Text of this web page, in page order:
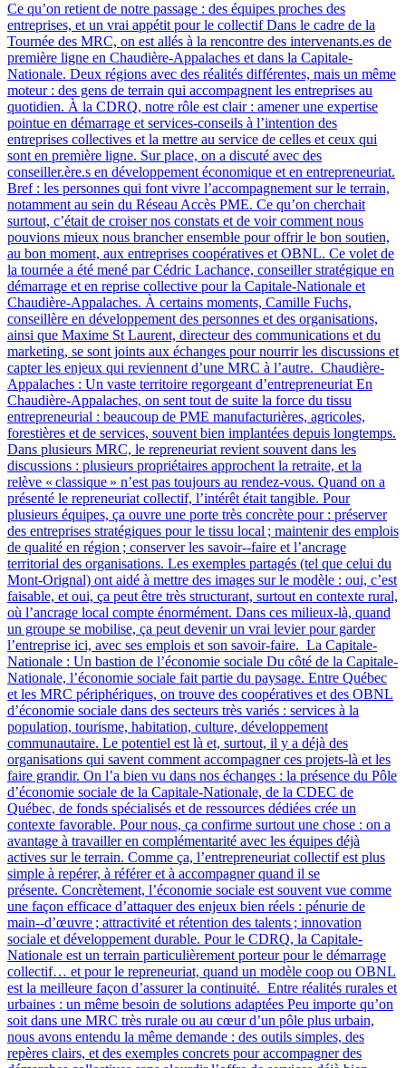
Ce qu’on retient de notre passage : des équipes proches des
entreprises, et un vrai appétit pour le collectif Dans le cadre de la
Tournée des MRC, on est allés à la rencontre des intervenants.es de
première ligne en Chaudière-Appalaches et dans la Capitale-
Nationale. Deux régions avec des réalités différentes, mais un même
moteur : des gens de terrain qui accompagnent les entreprises au
quotidien. À la CDRQ, notre rôle est clair : amener une expertise
pointue en démarrage et services-conseils à l’intention des
entreprises collectives et la mettre au service de celles et ceux qui
sont en première ligne. Sur place, on a discuté avec des
conseiller.ère.s en développement économique et en entrepreneuriat.
Bref : les personnes qui font vivre l’accompagnement sur le terrain,
notamment au sein du Réseau Accès PME. Ce qu’on cherchait
surtout, c’était de croiser nos constats et de voir comment nous
pouvions mieux nous brancher ensemble pour offrir le bon soutien,
au bon moment, aux entreprises coopératives et OBNL. Ce volet de
la tournée a été mené par Cédric Lachance, conseiller stratégique en
démarrage et en reprise collective pour la Capitale-Nationale et
Chaudière-Appalaches. À certains moments, Camille Fuchs,
conseillère en développement des personnes et des organisations,
ainsi que Maxime St Laurent, directeur des communications et du
marketing, se sont joints aux échanges pour nourrir les discussions et
capter les enjeux qui reviennent d’une MRC à l’autre. Chaudière-
Appalaches : Un vaste territoire regorgeant d’entrepreneuriat En
Chaudière-Appalaches, on sent tout de suite la force du tissu
entrepreneurial : beaucoup de PME manufacturières, agricoles,
forestières et de services, souvent bien implantées depuis longtemps.
Dans plusieurs MRC, le repreneuriat revient souvent dans les
discussions : plusieurs propriétaires approchent la retraite, et la
relève « classique » n’est pas toujours au rendez-vous. Quand on a
présenté le repreneuriat collectif, l’intérêt était tangible. Pour
plusieurs équipes, ça ouvre une porte très concrète pour : préserver
des entreprises stratégiques pour le tissu local ; maintenir des emplois
de qualité en région ; conserver les savoir‑-faire et l’ancrage
territorial des organisations. Les exemples partagés (tel que celui du
Mont-Orignal) ont aidé à mettre des images sur le modèle : oui, c’est
faisable, et oui, ça peut être très structurant, surtout en contexte rural,
où l’ancrage local compte énormément. Dans ces milieux-là, quand
un groupe se mobilise, ça peut devenir un vrai levier pour garder
l’entreprise ici, avec ses emplois et son savoir-faire. La Capitale-
Nationale : Un bastion de l’économie sociale Du côté de la Capitale-
Nationale, l’économie sociale fait partie du paysage. Entre Québec
et les MRC périphériques, on trouve des coopératives et des OBNL
d’économie sociale dans des secteurs très variés : services à la
population, tourisme, habitation, culture, développement
communautaire. Le potentiel est là et, surtout, il y a déjà des
organisations qui savent comment accompagner ces projets-là et les
faire grandir. On l’a bien vu dans nos échanges : la présence du Pôle
d’économie sociale de la Capitale-Nationale, de la CDEC de
Québec, de fonds spécialisés et de ressources dédiées crée un
contexte favorable. Pour nous, ça confirme surtout une chose : on a
avantage à travailler en complémentarité avec les équipes déjà
actives sur le terrain. Comme ça, l’entrepreneuriat collectif est plus
simple à repérer, à référer et à accompagner quand il se
présente. Concrètement, l’économie sociale est souvent vue comme
une façon efficace d’attaquer des enjeux bien réels : pénurie de
main‑-d’œuvre ; attractivité et rétention des talents ; innovation
sociale et développement durable. Pour le CDRQ, la Capitale-
Nationale est un terrain particulièrement porteur pour le démarrage
collectif… et pour le repreneuriat, quand un modèle coop ou OBNL
est la meilleure façon d’assurer la continuité. Entre réalités rurales et
urbaines : un même besoin de solutions adaptées Peu importe qu’on
soit dans une MRC très rurale ou au cœur d’un pôle plus urbain,
nous avons entendu la même demande : des outils simples, des
repères clairs, et des exemples concrets pour accompagner des